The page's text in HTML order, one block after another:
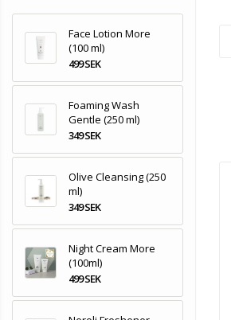
Face Lotion More
(100 ml)
499 SEK
Foaming Wash
Gentle (250 ml)
349 SEK
Olive Cleansing (250
ml)
349 SEK
Night Cream More
(100ml)
499 SEK